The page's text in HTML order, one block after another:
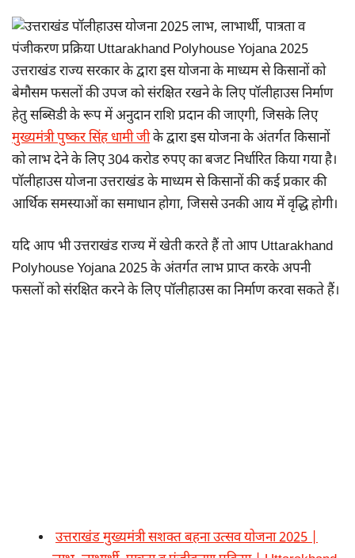
उत्तराखंड राज्य सरकार के द्वारा इस योजना के माध्यम से किसानों को
बेमौसम फसलों की उपज को संरक्षित रखने के लिए पॉलीहाउस निर्माण
हेतु सब्सिडी के रूप में अनुदान राशि प्रदान की जाएगी, जिसके लिए
मुख्यमंत्री पुष्कर सिंह धामी जीके द्वारा इस योजना के अंतर्गत किसानों
को लाभ देने के लिए 304 करोड रुपए का बजट निर्धारित किया गया है।
पॉलीहाउस योजना उत्तराखंड के माध्यम से किसानों की कई प्रकार की
आर्थिक समस्याओं का समाधान होगा, जिससे उनकी आय में वृद्धि होगी।
यदि आप भी उत्तराखंड राज्य में खेती करते हैं तो आप Uttarakhand
Polyhouse Yojana 2025 के अंतर्गत लाभ प्राप्त करके अपनी
फसलों को संरक्षित करने के लिए पॉलीहाउस का निर्माण करवा सकते हैं।
उत्तराखंड मुख्यमंत्री सशक्त बहना उत्सव योजना 2025 |